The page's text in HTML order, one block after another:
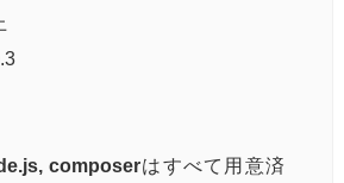
composerはすべて用意済